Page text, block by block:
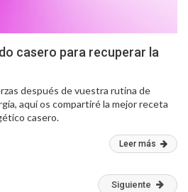
casero para recuperar la
después de vuestra rutina de
aquí os compartiré la mejor receta
casero.
Leer más
Siguiente